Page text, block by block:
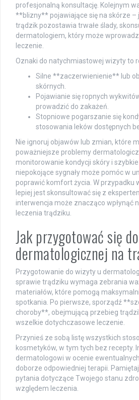
profesjonalną konsultację. Kolejnym
**blizny** pojawiające się na skórze –
trądzik pozostawia trwałe ślady,
dermatologiem, który może
leczenie.
Oznaki do natychmiastowej wizyty to
Silne **zaczerwienienie** lub
skórnych.
Pojawianie się ropnych
prowadzić do zakażeń.
Stopniowe pogarszanie się
stosowania leków dostępnych
Nie ignoruj objawów lub zmian, które
poważniejsze problemy
monitorowanie kondycji skóry i
niepokojące sygnały może pomóc w
poprawić komfort życia. W przypadku
lepiej jest skonsultować się z
interwencja może znacząco wpłynąć
leczenia trądziku.
Jak przygotować się
dermatologicznej na
Przygotowanie do wizyty u
sprawie trądziku wymaga zebrania
materiałów, które pomogą
spotkania. Po pierwsze, sporządź
choroby**, obejmującą przebieg
wszelkie dotychczasowe leczenie.
Przynieś ze sobą listę wszystkich
kosmetyków, w tym tych bez recepty.
dermatologowi w ocenie
doborze odpowiedniej terapii.
pytania dotyczące Twojego stanu
względem leczenia.